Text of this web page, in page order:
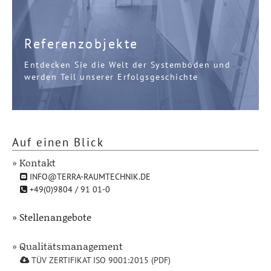
Referenzobjekte
Entdecken Sie die Welt der Systemböden und
werden Teil unserer Erfolgsgeschichte
Auf einen Blick
» Kontakt
INFO@TERRA-RAUMTECHNIK.DE
+49(0)9804 / 91 01-0
» Stellenangebote
» Qualitätsmanagement
TÜV ZERTIFIKAT ISO 9001:2015 (PDF)